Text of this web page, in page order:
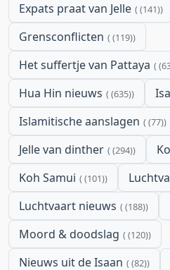
Expats praat van Jelle (141)
Grensconflicten (119)
Het suffertje van Pattaya
Hua Hin nieuws (635)
Islamitische aanslagen (77)
Jelle van dinther (294)
Koh Samui (101)
Luchtvaart nieuws (188)
Moord & doodslag (120)
Nieuws uit de Isaan (82)